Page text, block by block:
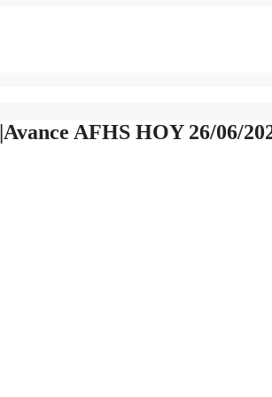
AFHS HOY 26/06/